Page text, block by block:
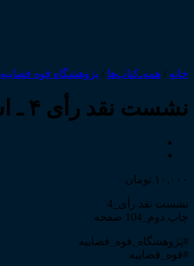
خانه / همه‌ـ‌کتاب‌ها / پژوهشگاه قوه قضاییه
نشست نقد رأی ۴ ـ اسید پاشی
۱۰,۰۰۰ تومان
نشست نقد رأی_4
چاپ دوم_104 صفحه
#پژوهشگاه_قوه_قضاییه
#قوه_قضاییه